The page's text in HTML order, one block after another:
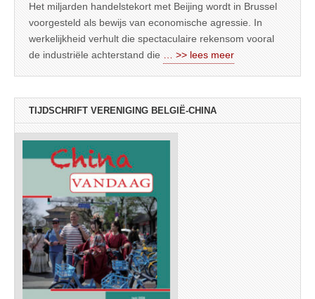
Het miljarden handelstekort met Beijing wordt in Brussel
voorgesteld als bewijs van economische agressie. In
werkelijkheid verhult die spectaculaire rekensom vooral
de industriële achterstand die
… >> lees meer
TIJDSCHRIFT VERENIGING BELGIË-CHINA